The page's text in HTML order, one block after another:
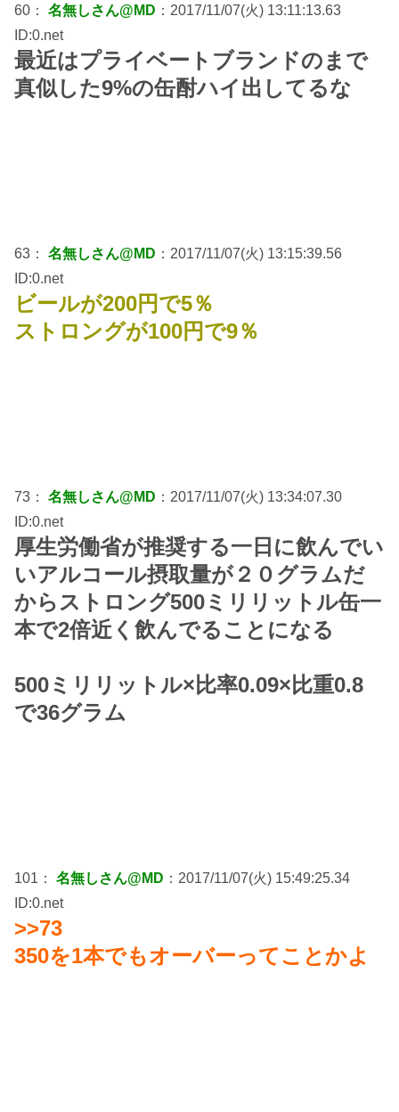
60： 名無しさん@MD ：2017/11/07(火) 13:11:13.63
ID:0.net
最近はプライベートブランドのまで
真似した9%の缶酎ハイ出してるな
63： 名無しさん@MD ：2017/11/07(火) 13:15:39.56
ID:0.net
ビールが200円で5％
ストロングが100円で9％
73： 名無しさん@MD ：2017/11/07(火) 13:34:07.30
ID:0.net
厚生労働省が推奨する一日に飲んでい
いアルコール摂取量が２０グラムだ
からストロング500ミリリットル缶一
本で2倍近く飲んでることになる
500ミリリットル×比率0.09×比重0.8
で36グラム
101： 名無しさん@MD ：2017/11/07(火) 15:49:25.34
ID:0.net
>>73
350を1本でもオーバーってことかよ